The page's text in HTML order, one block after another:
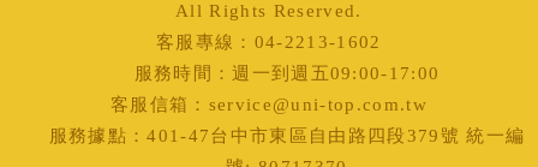
All Rights Reserved.
客服專線：04-2213-1602
服務時間：週一到週五09:00-17:00
客服信箱：service@uni-top.com.tw
服務據點：401-47台中市東區自由路四段379號 統一編